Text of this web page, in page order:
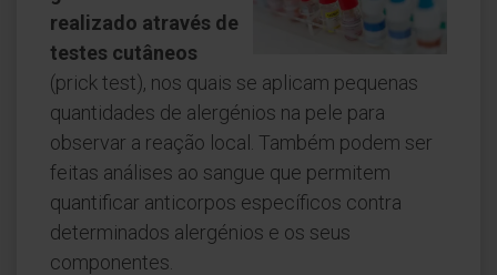
realizado através de
testes cutâneos
(prick test), nos quais se aplicam pequenas
quantidades de alergénios na pele para
observar a reação local. Também podem ser
feitas análises ao sangue que permitem
quantificar anticorpos específicos contra
determinados alergénios e os seus
componentes.